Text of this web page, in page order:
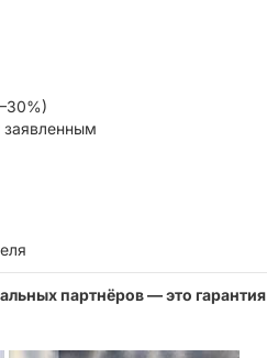
заявленным
партнёров — это гарантия